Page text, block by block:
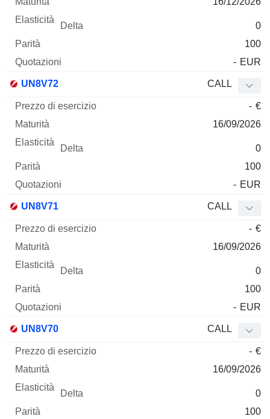
0
100
- EUR
UN8V72 CALL
- €
16/09/2026
0
100
- EUR
UN8V71 CALL
- €
16/09/2026
0
100
- EUR
UN8V70 CALL
- €
16/09/2026
0
100